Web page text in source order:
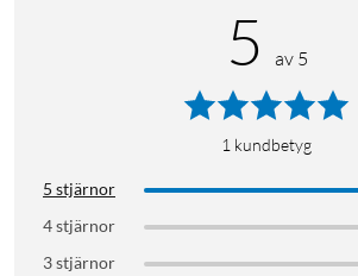
5 av 5
1 kundbetyg
5 stjärnor
4 stjärnor
3 stjärnor